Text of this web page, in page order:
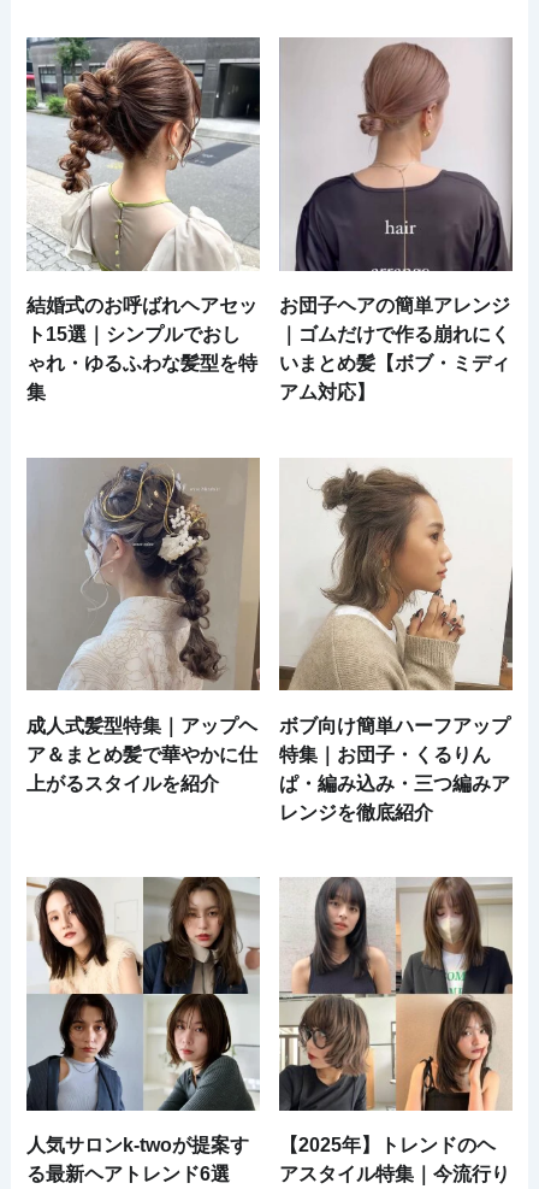
結婚式のお呼ばれヘアセッ
ト15選｜シンプルでおし
ゃれ・ゆるふわな髪型を特
集
お団子ヘアの簡単アレンジ
｜ゴムだけで作る崩れにく
いまとめ髪【ボブ・ミディ
アム対応】
成人式髪型特集｜アップヘ
ア＆まとめ髪で華やかに仕
上がるスタイルを紹介
ボブ向け簡単ハーフアップ
特集｜お団子・くるりん
ぱ・編み込み・三つ編みア
レンジを徹底紹介
人気サロンk-twoが提案す
る最新ヘアトレンド6選
【2025年】トレンドのヘ
アスタイル特集｜今流行り